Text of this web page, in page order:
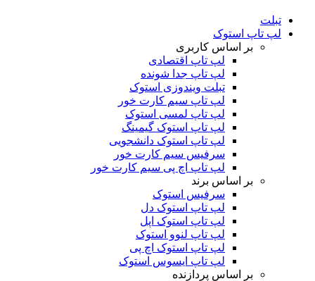
تبلت
لپ تاپ استوک
بر اساس کاربری
لپ تاپ اقتصادی
لپ تاپ جدا شونده
تبلت ویندوزی استوک
لپ تاپ سیم کارت خور
لپ تاپ لمسی استوک
لپ تاپ استوک گیمینگ
لپ تاپ استوک دانشجویی
سرفیس سیم کارت خور
لپ تاپ اچ پی سیم کارت خور
بر اساس برند
سرفیس استوک
لپ تاپ استوک دل
لپ تاپ استوک اپل
لپ تاپ لنوو استوک
لپ تاپ استوک اچ پی
لپ تاپ ایسوس استوک
بر اساس پردازنده